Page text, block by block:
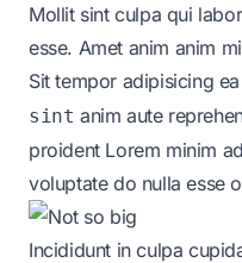
Mollit sint culpa qui
esse. Amet anim anim
Sit tempor adipisicing
sint anim aute
proidentLorem minim
voluptate do nulla esse
Incididunt in culpa